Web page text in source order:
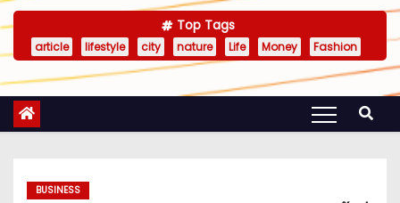
Top Tags
article lifestyle city nature Life Money Fashion
BUSINESS